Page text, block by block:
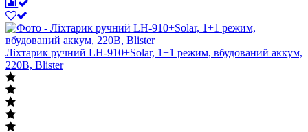
Ліхтарик ручний LH-910+Solar, 1+1 режим, вбудований аккум,
220B, Blister